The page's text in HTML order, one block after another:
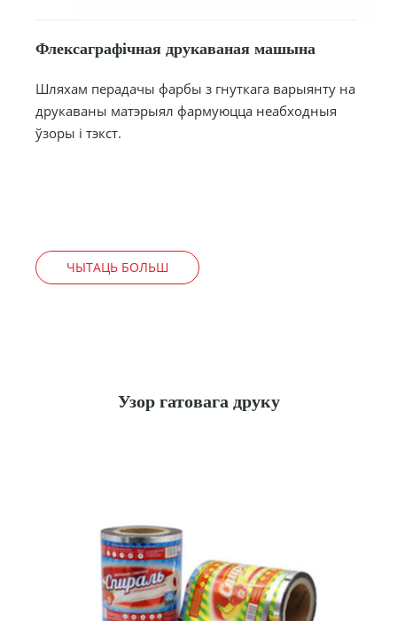
Флексаграфічная друкаваная машына
Шляхам перадачы фарбы з гнуткага варыянту на
друкаваны матэрыял фармуюцца неабходныя
ўзоры і тэкст.
ЧЫТАЦЬ БОЛЬШ
Узор гатовага друку